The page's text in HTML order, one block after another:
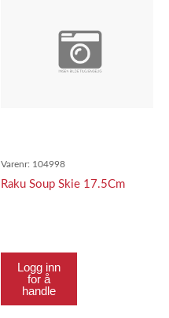
Varenr: 104998
Raku Soup Skie 17.5Cm
Logg inn
for å
handle